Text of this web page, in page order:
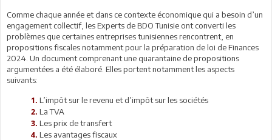
Comme chaque année et dans ce contexte économique qui a besoin d’un
engagement collectif, les Experts de BDO Tunisie ont converti les
problèmes que certaines entreprises tunisiennes rencontrent, en
propositions fiscales notamment pour la préparation de loi de Finances
2024. Un document comprenant une quarantaine de propositions
argumentées a été élaboré. Elles portent notamment les aspects
suivants:
1. L’impôt sur le revenu et d’impôt sur les sociétés
2. La TVA
3. Les prix de transfert
4. Les avantages fiscaux